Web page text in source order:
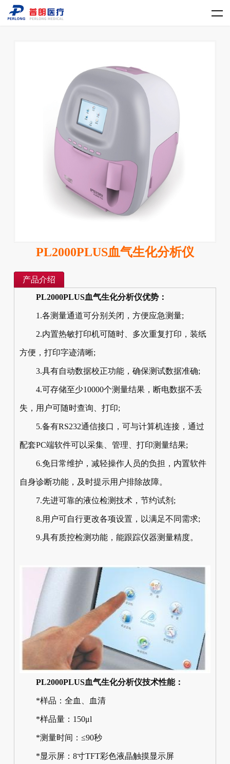
乐动官方网站
PL2000PLUS血气生化分析仪
产品介绍
PL2000PLUS血气生化分析仪优势：
1.各测量通道可分别关闭，方便应急测量;
2.内置热敏打印机可随时、多次重复打印，装纸
方便，打印字迹清晰;
3.具有自动数据校正功能，确保测试数据准确;
4.可存储至少10000个测量结果，断电数据不丢
失，用户可随时查询、打印;
5.备有RS232通信接口，可与计算机连接，通过
配套PC端软件可以采集、管理、打印测量结果;
6.免日常维护，减轻操作人员的负担，内置软件
自身诊断功能，及时提示用户排除故障。
7.先进可靠的液位检测技术，节约试剂;
8.用户可自行更改各项设置，以满足不同需求;
9.具有质控检测功能，能跟踪仪器测量精度。
PL2000PLUS血气生化分析仪技术性能：
*样品：全血、血清
*样品量：150μl
*测量时间：≤90秒
*显示屏：8寸TFT彩色液晶触摸显示屏